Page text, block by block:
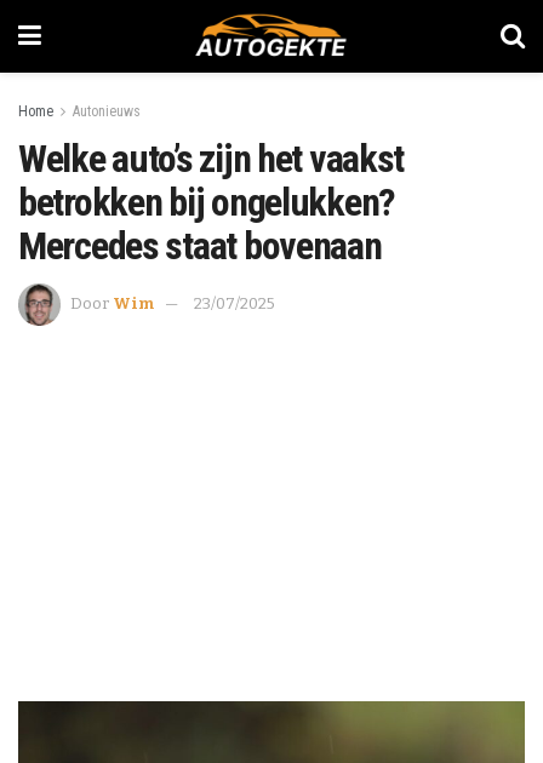
Home Autonieuws
Welke auto’s zijn het vaakst
betrokken bij ongelukken?
Mercedes staat bovenaan
Door Wim 23/07/2025